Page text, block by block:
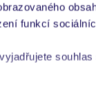
funkcí
je péče
v aplikaci TUI na